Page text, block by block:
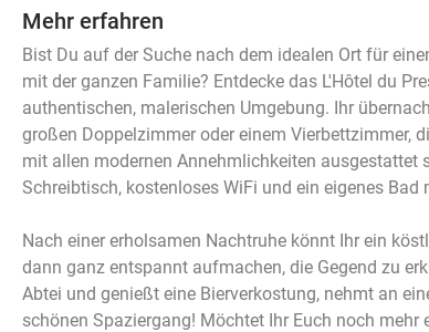
Mehr erfahren
Bist Du auf der Suche nach dem idealen Ort für
mit der ganzen Familie? Entdecke das L'Hôtel du
authentischen, malerischen Umgebung. Ihr
großen Doppelzimmer oder einem Vierbettzimmer,
mit allen modernen Annehmlichkeiten ausgestattet
Schreibtisch, kostenloses WiFi und ein eigenes Bad
Nach einer erholsamen Nachtruhe könnt Ihr ein
dann ganz entspannt aufmachen, die Gegend zu
Abtei und genießt eine Bierverkostung, nehmt an
schönen Spaziergang! Möchtet Ihr Euch noch